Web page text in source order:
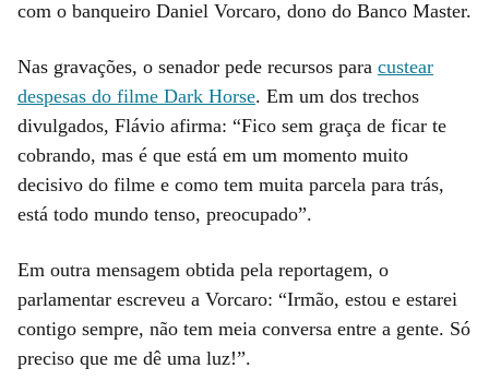
com o banqueiro Daniel Vorcaro, dono do Banco Master.
Nas gravações, o senador pede recursos para custear
despesas do filme Dark Horse. Em um dos trechos
divulgados, Flávio afirma: “Fico sem graça de ficar te
cobrando, mas é que está em um momento muito
decisivo do filme e como tem muita parcela para trás,
está todo mundo tenso, preocupado”.
Em outra mensagem obtida pela reportagem, o
parlamentar escreveu a Vorcaro: “Irmão, estou e estarei
contigo sempre, não tem meia conversa entre a gente. Só
preciso que me dê uma luz!”.